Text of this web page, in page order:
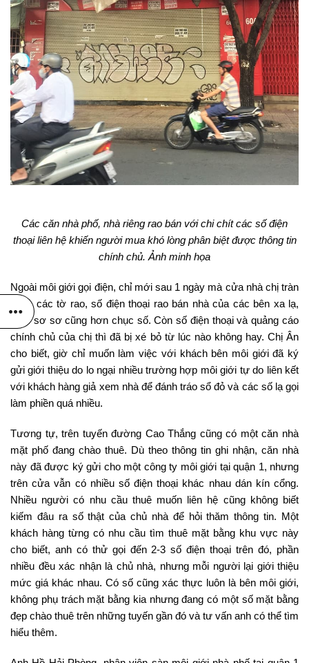
Các căn nhà phố, nhà riêng rao bán với chi chít các số điện
thoại liên hệ khiến người mua khó lòng phân biệt được thông tin
chính chủ. Ảnh minh họa
Ngoài môi giới gọi điện, chỉ mới sau 1 ngày mà cửa nhà chị tràn
ngập các tờ rao, số điện thoại rao bán nhà của các bên xa lạ,
đếm sơ sơ cũng hơn chục số. Còn số điện thoại và quảng cáo
chính chủ của chị thì đã bị xé bỏ từ lúc nào không hay. Chị Ân
cho biết, giờ chỉ muốn làm việc với khách bên môi giới đã ký
gửi giới thiệu do lo ngại nhiều trường hợp môi giới tự do liên kết
với khách hàng giả xem nhà để đánh tráo sổ đỏ và các số lạ gọi
làm phiền quá nhiều.
Tương tự, trên tuyến đường Cao Thắng cũng có một căn nhà
mặt phố đang chào thuê. Dù theo thông tin ghi nhận, căn nhà
này đã được ký gửi cho một công ty môi giới tại quận 1, nhưng
trên cửa vẫn có nhiều số điện thoại khác nhau dán kín cổng.
Nhiều người có nhu cầu thuê muốn liên hệ cũng không biết
kiếm đâu ra số thật của chủ nhà để hỏi thăm thông tin. Một
khách hàng từng có nhu cầu tìm thuê mặt bằng khu vực này
cho biết, anh có thử gọi đến 2-3 số điện thoại trên đó, phần
nhiều đều xác nhận là chủ nhà, nhưng mỗi người lại giới thiệu
mức giá khác nhau. Có số cũng xác thực luôn là bên môi giới,
không phụ trách mặt bằng kia nhưng đang có một số mặt bằng
đẹp chào thuê trên những tuyến gần đó và tư vấn anh có thể tìm
hiểu thêm.